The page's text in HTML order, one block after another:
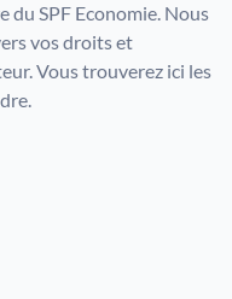
SPF Economie. Nous
vos droits et
Vous trouverez ici les